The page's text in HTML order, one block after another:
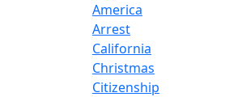
America
Arrest
California
Christmas
Citizenship